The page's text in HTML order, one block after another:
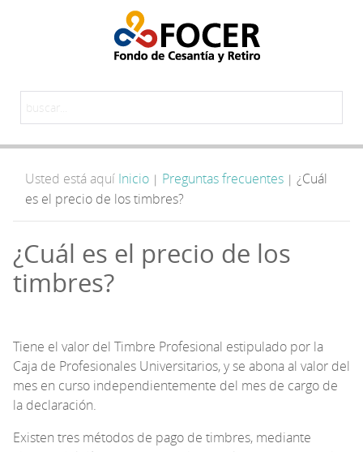
Usted está aquí Inicio | Preguntas frecuentes | ¿Cuál
es el precio de los timbres?
¿Cuál es el precio de los
timbres?
Tiene el valor del Timbre Profesional estipulado por la
Caja de Profesionales Universitarios, y se abona al valor del
mes en curso independientemente del mes de cargo de
la declaración.
Existen tres métodos de pago de timbres, mediante